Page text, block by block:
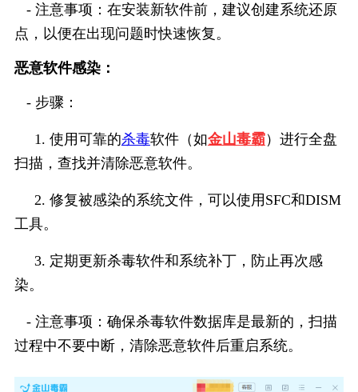
- 注意事项：在安装新软件前，建议创建系统还原
点，以便在出现问题时快速恢复。
恶意软件感染：
- 步骤：
1. 使用可靠的杀毒软件（如金山毒霸）进行全盘
扫描，查找并清除恶意软件。
2. 修复被感染的系统文件，可以使用SFC和DISM
工具。
3. 定期更新杀毒软件和系统补丁，防止再次感
染。
- 注意事项：确保杀毒软件数据库是最新的，扫描
过程中不要中断，清除恶意软件后重启系统。